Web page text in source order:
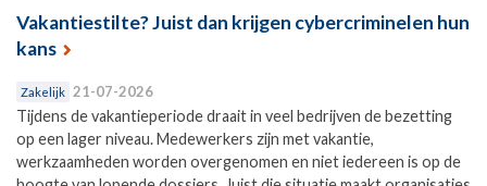
Vakantiestilte? Juist dan krijgen cybercriminelen hun
kans
Zakelijk 21-07-2026
Tijdens de vakantieperiode draait in veel bedrijven de bezetting
op een lager niveau. Medewerkers zijn met vakantie,
werkzaamheden worden overgenomen en niet iedereen is op de